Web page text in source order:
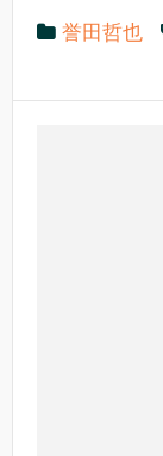
b
o
誉田哲也